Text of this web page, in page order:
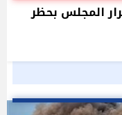
المجلس بحظر